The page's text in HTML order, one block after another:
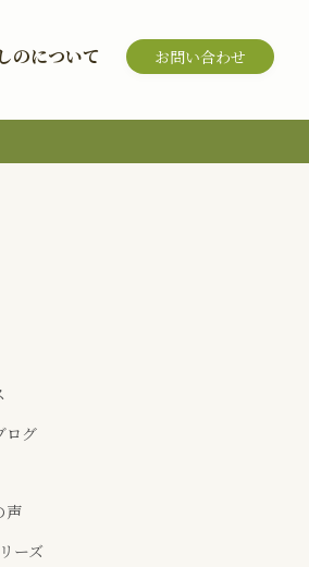
のについて お問い合わせ
ログ
声
ーズ